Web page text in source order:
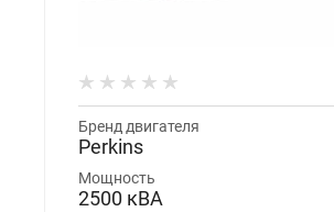
Бренд двигателя
Perkins
Мощность
2500 кВА